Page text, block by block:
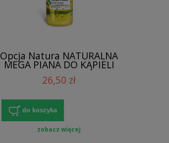
Opcja Natura NATURALNA
MEGA PIANA DO KĄPIELI
DLA DZIECI 200 ML
26,50 zł
do koszyka
zobacz więcej